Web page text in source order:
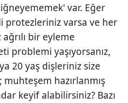
var. Eğer
protezleriniz varsa ve her
bir eyleme
problemi yaşıyorsanız,
20 yaş dişleriniz size
muhteşem hazırlanmış
keyif alabilirsiniz? Bazı